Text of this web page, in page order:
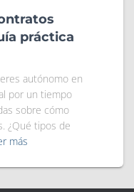
práctica
autónomo en
por un tiempo
sobre cómo
¿Qué tipos de
más